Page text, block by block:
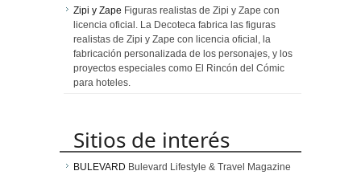
Zipi y Zape Figuras realistas de Zipi y Zape con
licencia oficial. La Decoteca fabrica las figuras
realistas de Zipi y Zape con licencia oficial, la
fabricación personalizada de los personajes, y los
proyectos especiales como El Rincón del Cómic
para hoteles.
Sitios de interés
BULEVARD Bulevard Lifestyle & Travel Magazine